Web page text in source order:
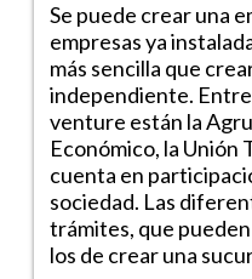
Se puede crear una
empresas ya
más sencilla que
independiente.
venture están la
Económico, la Unión
cuenta en
sociedad. Las
trámites, que
los de crear una